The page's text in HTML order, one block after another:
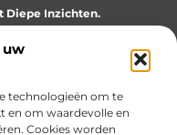
uw
technologieën om te
en om waardevolle en
Cookies worden
Diepe Inzichten.
en artikelen die je
bieden.